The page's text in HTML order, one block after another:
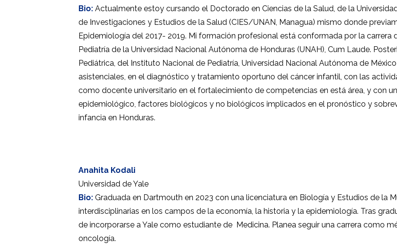
Bio: Actualmente estoy cursando el Doctorado en Ciencias de la Salud, de la
de Investigaciones y Estudios de la Salud (CIES/UNAN, Managua) mismo donde
Epidemiología del 2017- 2019. Mi formación profesional está conformada por la carrera
Pediatría de la Universidad Nacional Autónoma de Honduras (UNAH), Cum Laude.
Pediátrica, del Instituto Nacional de Pediatría, Universidad Nacional Autónoma de
asistenciales, en el diagnóstico y tratamiento oportuno del cáncer infantil, con las
como docente universitario en el fortalecimiento de competencias en está área, y con
epidemiológico, factores biológicos y no biológicos implicados en el pronóstico y
infancia en Honduras.
Anahita Kodali
Universidad de Yale
Bio: Graduada en Dartmouth en 2023 con una licenciatura en Biología y Estudios de la
interdisciplinarias en los campos de la economía, la historia y la epidemiología. Tras
de incorporarse a Yale como estudiante de Medicina. Planea seguir una carrera como
oncología.